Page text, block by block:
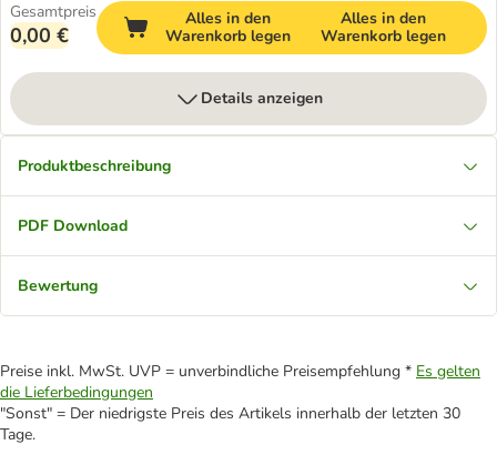
Gesamtpreis
0,00 €
Alles in den
Warenkorb legen
Alles in den
Warenkorb legen
Details anzeigen
Produktbeschreibung
PDF Download
Bewertung
Preise inkl. MwSt. UVP = unverbindliche Preisempfehlung * Es gelten
die Lieferbedingungen
"Sonst" = Der niedrigste Preis des Artikels innerhalb der letzten 30
Tage.